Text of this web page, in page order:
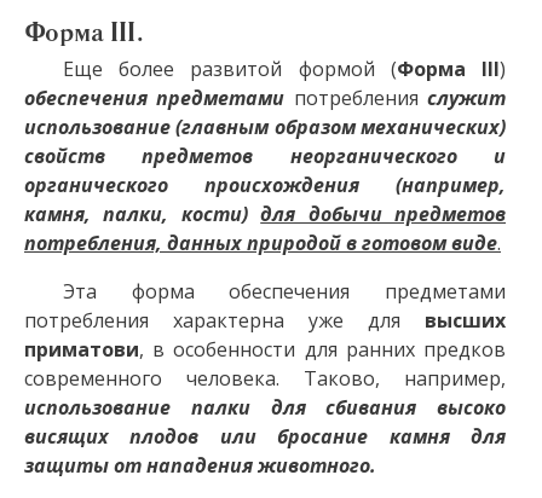
Форма III.
Еще более развитой формой (Форма III)
обеспечения предметами потребленияслужит
использование (главным образом механических)
свойств предметов неорганического и
органического происхождения (например,
камня, палки, кости)для добычи предметов
потребления, данных природой в готовом виде.
Эта форма обеспечения предметами
потребления характерна уже для высших
приматови, в особенности для ранних предков
современного человека. Таково, например,
использование палки для сбивания высоко
висящих плодов или бросание камня для
защиты от нападения животного.